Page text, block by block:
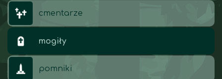
cmentarze
mogiły
pomniki